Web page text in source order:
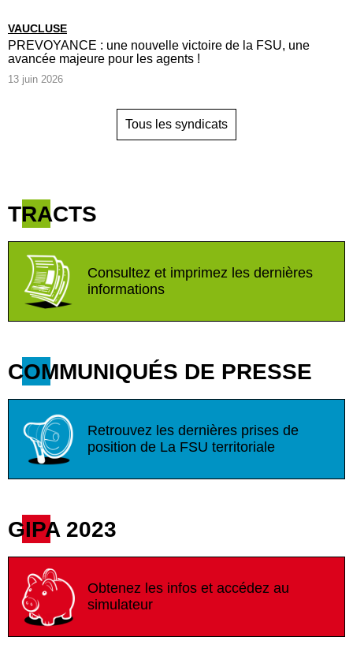
VAUCLUSE
PREVOYANCE : une nouvelle victoire de la FSU, une
avancée majeure pour les agents !
13 juin 2026
Tous les syndicats
TRACTS
Consultez et imprimez les dernières
informations
COMMUNIQUÉS DE PRESSE
Retrouvez les dernières prises de
position de La FSU territoriale
GIPA 2023
Obtenez les infos et accédez au
simulateur